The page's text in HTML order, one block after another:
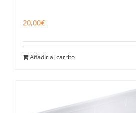
20,00€
Añadir al carrito